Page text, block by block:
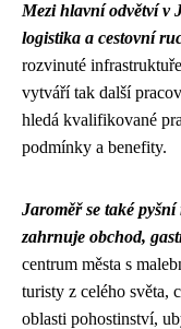
Mezi hlavní odvětví v
logistika a cestovní
rozvinuté
vytváří tak další
hledá kvalifikované
podmínky a benefity.
Jaroměř se také
zahrnuje obchod,
centrum města s
turisty z celého světa,
oblasti pohostinství,